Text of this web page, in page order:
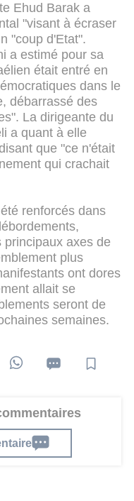
Ehud Barak a
"visant à écraser
"coup d'Etat".
a estimé pour sa
était entré en
dans le
débarrassé des
La dirigeante du
a quant à elle
que "ce n'était
qui crachait
renforcés dans
principaux axes de
plus
ont dores
allait se
seront de
semaines.